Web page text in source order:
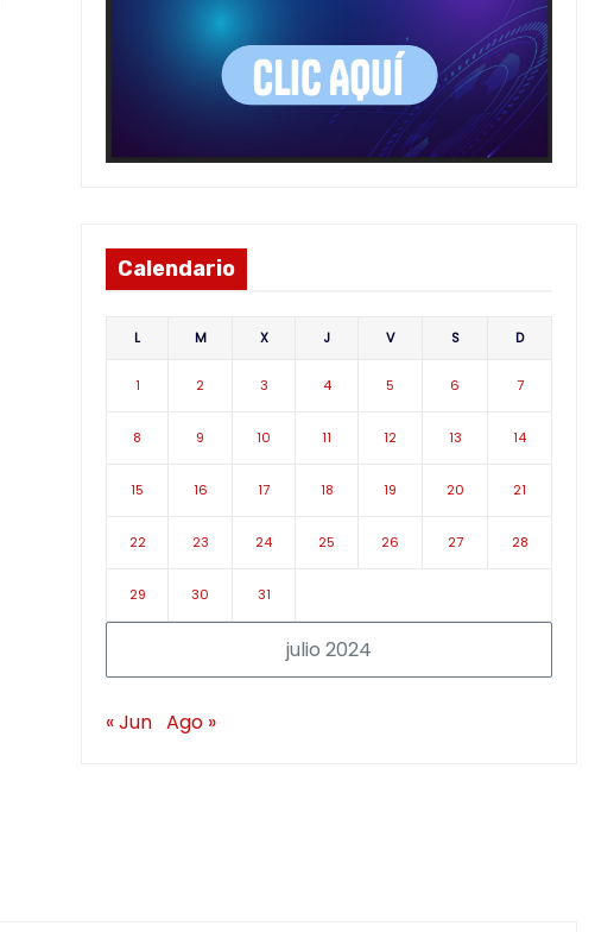
Calendario
julio 2024
L M X J V S D
1 2 3 4 5 6 7
8 9 10 11 12 13 14
15 16 17 18 19 20 21
22 23 24 25 26 27 28
29 30 31
« Jun Ago »